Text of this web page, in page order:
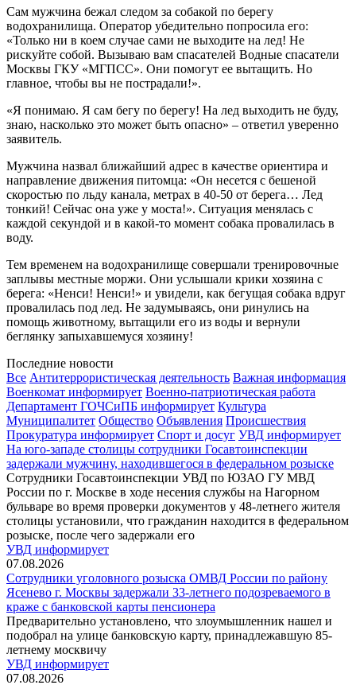
Сам мужчина бежал следом за собакой по берегу
водохранилища. Оператор убедительно попросила его:
«Только ни в коем случае сами не выходите на лед! Не
рискуйте собой. Вызываю вам спасателей Водные спасатели
Москвы ГКУ «МГПСС». Они помогут ее вытащить. Но
главное, чтобы вы не пострадали!».
«Я понимаю. Я сам бегу по берегу! На лед выходить не буду,
знаю, насколько это может быть опасно» – ответил уверенно
заявитель.
Мужчина назвал ближайший адрес в качестве ориентира и
направление движения питомца: «Он несется с бешеной
скоростью по льду канала, метрах в 40-50 от берега… Лед
тонкий! Сейчас она уже у моста!». Ситуация менялась с
каждой секундой и в какой-то момент собака провалилась в
воду.
Тем временем на водохранилище совершали тренировочные
заплывы местные моржи. Они услышали крики хозяина с
берега: «Ненси! Ненси!» и увидели, как бегущая собака вдруг
провалилась под лед. Не задумываясь, они ринулись на
помощь животному, вытащили его из воды и вернули
беглянку запыхавшемуся хозяину!
Последние новости
Все Антитеррористическая деятельность Важная информация
Военкомат информирует Военно-патриотическая работа
Департамент ГОЧСиПБ информирует Культура
Муниципалитет Общество Объявления Происшествия
Прокуратура информирует Спорт и досуг УВД информирует
На юго-западе столицы сотрудники Госавтоинспекции
задержали мужчину, находившегося в федеральном розыске
Сотрудники Госавтоинспекции УВД по ЮЗАО ГУ МВД
России по г. Москве в ходе несения службы на Нагорном
бульваре во время проверки документов у 48-летнего жителя
столицы установили, что гражданин находится в федеральном
розыске, после чего задержали его
УВД информирует
07.08.2026
Сотрудники уголовного розыска ОМВД России по району
Ясенево г. Москвы задержали 33-летнего подозреваемого в
краже с банковской карты пенсионера
Предварительно установлено, что злоумышленник нашел и
подобрал на улице банковскую карту, принадлежавшую 85-
летнему москвичу
УВД информирует
07.08.2026